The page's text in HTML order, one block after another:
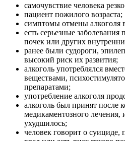
самочувствие человека
пациент пожилого возраста;
симптомы отмены алкоголя
есть серьезные
почек или других
ранее были судороги,
высокий риск их развития;
алкоголь употреблялся
веществами,
препаратами;
употребление алкоголя
алкоголь был принят после
медикаментозного лечения,
ухудшилось;
человек говорит о суициде,